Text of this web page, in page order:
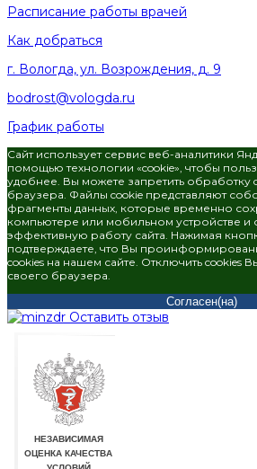
Расписание работы врачей
Как добраться
г. Вологда, ул. Возрождения, д. 9
bodrost@vologda.ru
График работы
Сайт использует сервис веб-аналитики
помощью технологии «cookie», чтобы
удобнее. Вы можете запретить обработку
браузера. Файлы cookie представляют
фрагменты данных, которые временно
компьютере или мобильном устройстве и
эффективную работу сайта. Нажимая
подтверждаете, что Вы
cookies на нашем сайте. Отключить cookies
своего браузера.
Согласен(на)
Оставить отзыв